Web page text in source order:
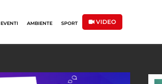
EVENTI AMBIENTE SPORT VIDEO